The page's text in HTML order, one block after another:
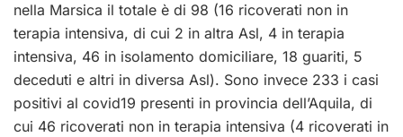
nella Marsica il totale è di 98 (16 ricoverati non in
terapia intensiva, di cui 2 in altra Asl, 4 in terapia
intensiva, 46 in isolamento domiciliare, 18 guariti, 5
deceduti e altri in diversa Asl). Sono invece 233 i casi
positivi al covid19 presenti in provincia dell’Aquila, di
cui 46 ricoverati non in terapia intensiva (4 ricoverati in